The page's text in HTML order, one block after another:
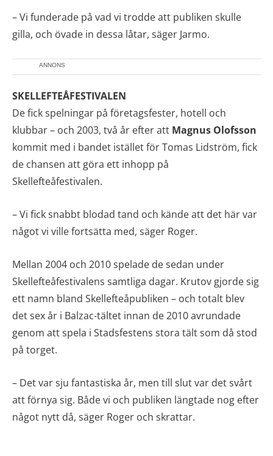
– Vi funderade på vad vi trodde att publiken skulle
gilla, och övade in dessa låtar, säger Jarmo.
ANNONS
SKELLEFTEÅFESTIVALEN
De fick spelningar på företagsfester, hotell och
klubbar – och 2003, två år efter att Magnus Olofsson
kommit med i bandet istället för Tomas Lidström, fick
de chansen att göra ett inhopp på
Skellefteåfestivalen.
– Vi fick snabbt blodad tand och kände att det här var
något vi ville fortsätta med, säger Roger.
Mellan 2004 och 2010 spelade de sedan under
Skellefteåfestivalens samtliga dagar. Krutov gjorde sig
ett namn bland Skellefteåpubliken – och totalt blev
det sex år i Balzac-tältet innan de 2010 avrundade
genom att spela i Stadsfestens stora tält som då stod
på torget.
– Det var sju fantastiska år, men till slut var det svårt
att förnya sig. Både vi och publiken längtade nog efter
något nytt då, säger Roger och skrattar.